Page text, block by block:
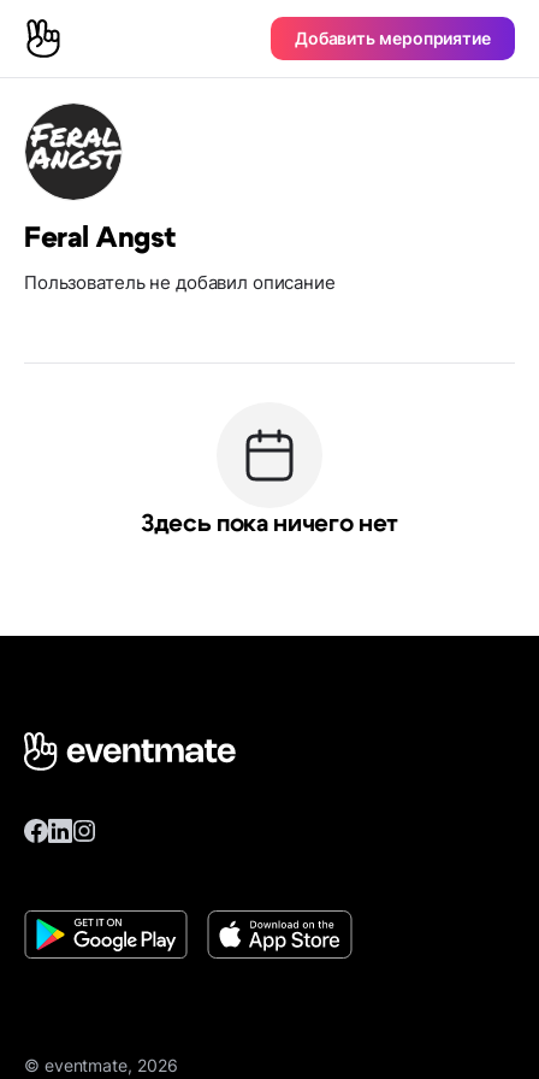
Добавить мероприятие
Feral Angst
Пользователь не добавил описание
Здесь пока ничего нет
© eventmate, 2026